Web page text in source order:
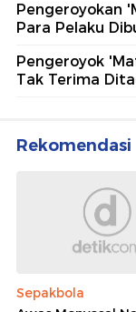
Pengeroyokan
Para Pelaku
Pengeroyok
Tak Terima
Rekomendasi
Sepakbola